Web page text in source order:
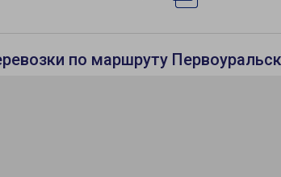
по маршруту